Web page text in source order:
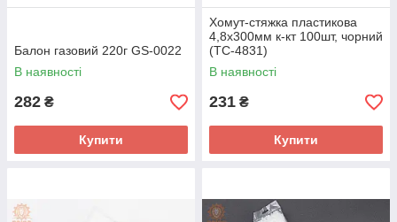
Балон газовий 220г GS-0022
В наявності
282 ₴
Купити
Хомут-стяжка пластикова
4,8x300мм к-кт 100шт, чорний
(TC-4831)
В наявності
231 ₴
Купити